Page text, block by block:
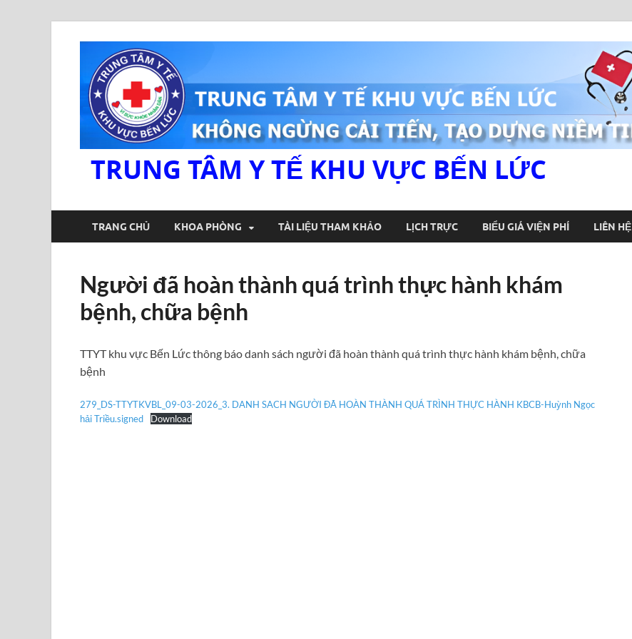
TRUNG TÂM Y TẾ KHU VỰC BẾN LỨC
TRANG CHỦ KHOA PHÒNG TÀI LIỆU THAM KHẢO LỊCH TRỰC BIỂU GIÁ VIỆN PHÍ LIÊN HỆ
Người đã hoàn thành quá trình thực hành khám
bệnh, chữa bệnh
TTYT khu vực Bến Lức thông báo danh sách người đã hoàn thành quá trình thực hành khám bệnh, chữa
bệnh
279_DS-TTYTKVBL_09-03-2026_3. DANH SACH NGƯỜI ĐÃ HOÀN THÀNH QUÁ TRÌNH THỰC HÀNH KBCB-Huỳnh Ngọc
hải Triều.signed
Download